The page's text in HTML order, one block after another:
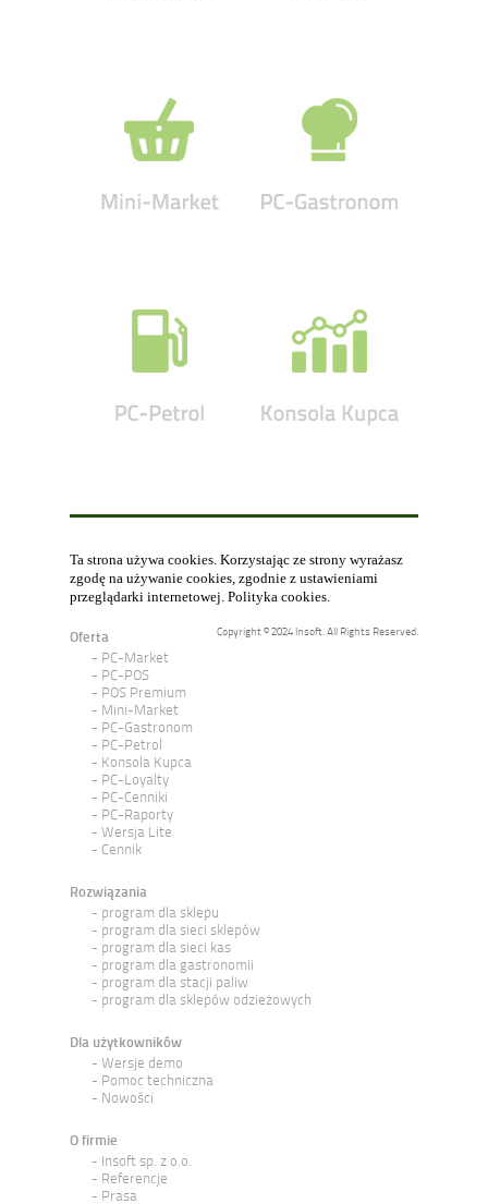
Ta strona używa cookies. Korzystając ze strony wyrażasz
zgodę na używanie cookies, zgodnie z ustawieniami
przeglądarki internetowej. Polityka cookies.
Copyright © 2024 Insoft. All Rights Reserved.
Oferta
PC-Market
PC-POS
POS Premium
Mini-Market
PC-Gastronom
PC-Petrol
Konsola Kupca
PC-Loyalty
PC-Cenniki
PC-Raporty
Wersja Lite
Cennik
Rozwiązania
program dla sklepu
program dla sieci sklepów
program dla sieci kas
program dla gastronomii
program dla stacji paliw
program dla sklepów odzieżowych
Dla użytkowników
Wersje demo
Pomoc techniczna
Nowości
O firmie
Insoft sp. z o.o.
Referencje
Prasa